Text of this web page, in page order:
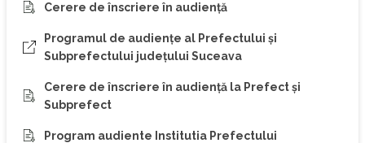
Cerere de înscriere în audiență
Programul de audiențe al Prefectului și
Subprefectului județului Suceava
Cerere de înscriere în audiență la Prefect și
Subprefect
Program audiente Institutia Prefectului